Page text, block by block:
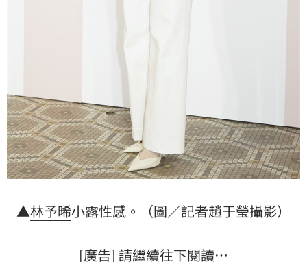
▲林予晞小露性感。（圖／記者趙于瑩攝影）
[廣告] 請繼續往下閱讀…